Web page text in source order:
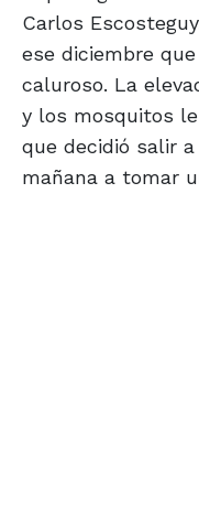
Carlos
ese diciembre
caluroso. La
y los mosquitos
que decidió salir
mañana a tomar